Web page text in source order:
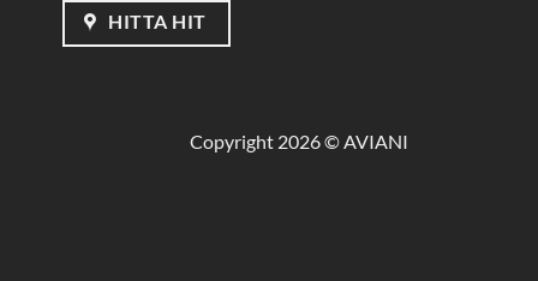
HITTA HIT
Copyright 2026 © AVIANI